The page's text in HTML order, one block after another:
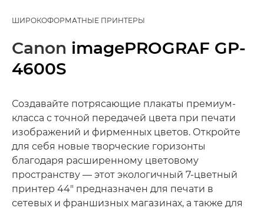
ШИРОКОФОРМАТНЫЕ ПРИНТЕРЫ
Canon imagePROGRAF GP-
4600S
Создавайте потрясающие плакаты премиум-
класса с точной передачей цвета при печати
изображений и фирменных цветов. Откройте
для себя новые творческие горизонты
благодаря расширенному цветовому
пространству — этот экологичный 7-цветный
принтер 44" предназначен для печати в
сетевых и франшизных магазинах, а также для